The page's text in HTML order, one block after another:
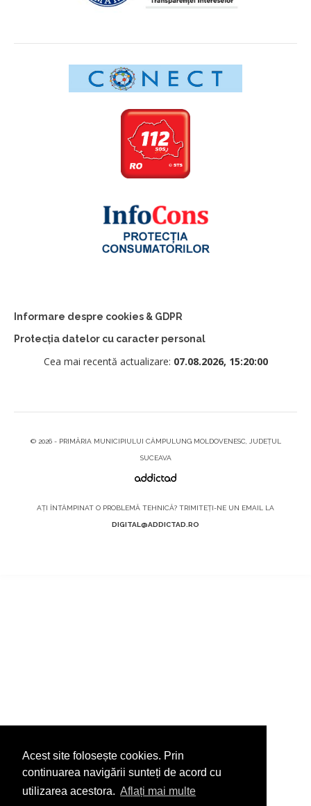
Acest site folosește cookies. Prin
continuarea navigării sunteți de acord cu
utilizarea acestora. Aflați mai multe
Informare despre cookies & GDPR
Protecția datelor cu caracter personal
Cea mai recentă actualizare: 07.08.2026, 15:20:00
© 2026 - PRIMĂRIA MUNICIPIULUI CÂMPULUNG MOLDOVENESC, JUDEȚUL
SUCEAVA
AȚI ÎNTÂMPINAT O PROBLEMĂ TEHNICĂ? TRIMITEȚI-NE UN EMAIL LA
DIGITAL@ADDICTAD.RO